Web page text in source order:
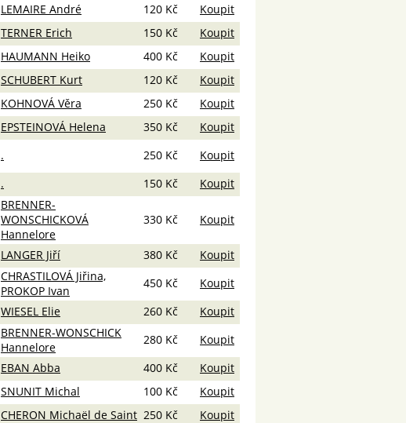
LEMAIRE André 120 Kč
Koupit
TERNER Erich 150 Kč
Koupit
HAUMANN Heiko 400 Kč
Koupit
SCHUBERT Kurt 120 Kč
Koupit
KOHNOVÁ Věra 250 Kč
Koupit
EPSTEINOVÁ Helena 350 Kč
Koupit
. 250 Kč
Koupit
. 150 Kč Koupit
BRENNER-
WONSCHICKOVÁ
Hannelore
330 Kč Koupit
LANGER Jiří 380 Kč
Koupit
CHRASTILOVÁ Jiřina,
PROKOP Ivan
450 Kč
Koupit
WIESEL Elie 260 Kč
Koupit
BRENNER-WONSCHICK
Hannelore
280 Kč
Koupit
EBAN Abba 400 Kč
Koupit
SNUNIT Michal 100 Kč
Koupit
CHERON Michaël de Saint 250 Kč
Koupit